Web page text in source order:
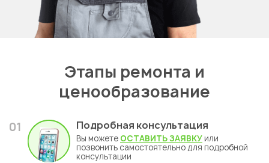
Этапы ремонта и
ценообразование
01 Подробная консультация
Вы можете ОСТАВИТЬ ЗАЯВКУ или
позвонить самостоятельно для подробной
консультации